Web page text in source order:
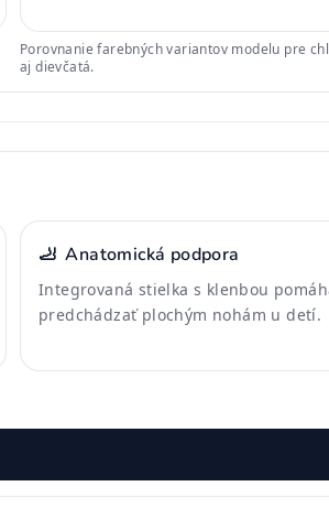
Porovnanie farebných variantov modelu pre
aj dievčatá.
🦶 Anatomická podpora
Integrovaná stielka s klenbou
predchádzať plochým nohám u detí.